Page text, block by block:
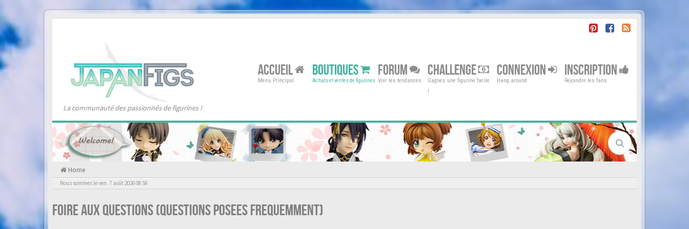
La communauté des passionnés de figurines !
ACCUEIL
Menu Principal
BOUTIQUES
Achats et ventes de figurines
FORUM
Voir les tendances
CHALLENGE
Gagnes une figurine facile
!
CONNEXION
Hang around
INSCRIPTION
Rejoindre les fans
Home
Nous sommes le ven. 7 août 2026 08:58
Foire aux questions (Questions posees frequemment)